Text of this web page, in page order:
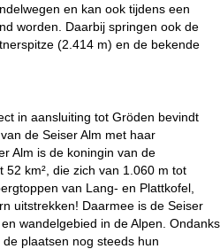
en kan ook tijdens een
worden. Daarbij springen ook de
(2.414 m) en de bekende
in aansluiting tot Gröden bevindt
de Seiser Alm met haar
Alm is de koningin van de
km², die zich van 1.060 m tot
van Lang- en Plattkofel,
uitstrekken! Daarmee is de Seiser
wandelgebied in de Alpen. Ondanks
plaatsen nog steeds hun